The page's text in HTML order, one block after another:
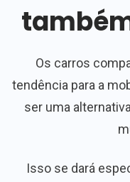
Os carros
tendência para a
ser uma
Isso se dará